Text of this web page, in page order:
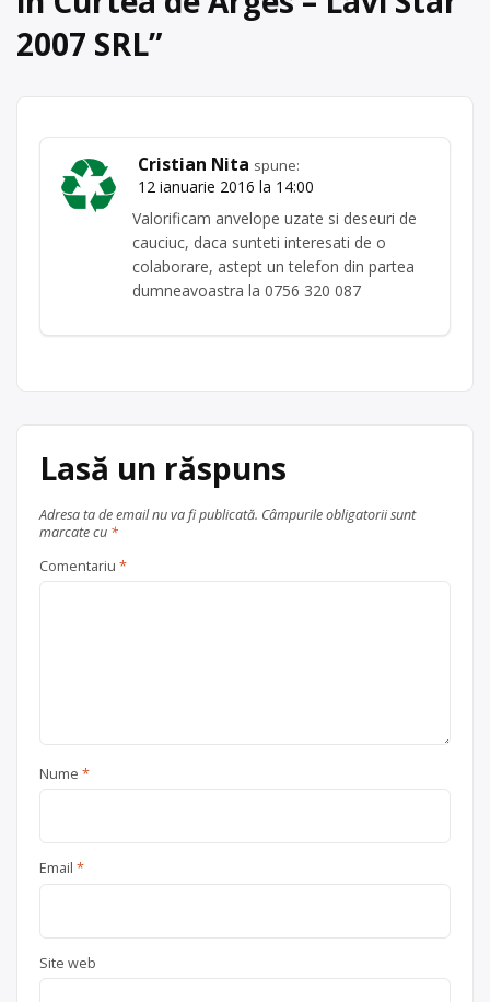
2007 SRL”
Cristian Nita spune:
12 ianuarie 2016 la 14:00
Valorificam anvelope uzate si deseuri de
cauciuc, daca sunteti interesati de o
colaborare, astept un telefon din partea
dumneavoastra la 0756 320 087
Lasă un răspuns
Adresa ta de email nu va fi publicată. Câmpurile obligatorii sunt
marcate cu *
Comentariu *
Nume *
Email *
Site web